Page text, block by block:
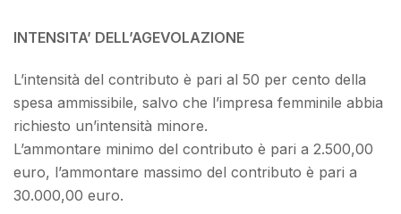
INTENSITA’ DELL’AGEVOLAZIONE
L’intensità del contributo è pari al 50 per cento della
spesa ammissibile, salvo che l’impresa femminile abbia
richiesto un’intensità minore.
L’ammontare minimo del contributo è pari a 2.500,00
euro, l’ammontare massimo del contributo è pari a
30.000,00 euro.